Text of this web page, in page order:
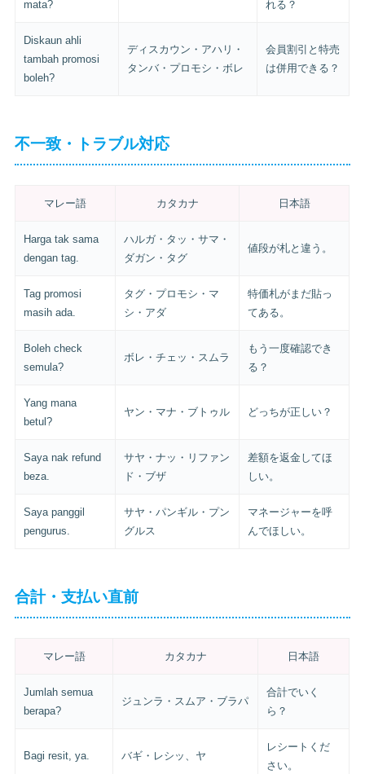
mata?
れる？
Diskaun ahli
tambah promosi
boleh?
ディスカウン・アハリ・
タンバ・プロモシ・ボレ
会員割引と特売
は併用できる？
不一致・トラブル対応
マレー語 カタカナ 日本語
Harga tak sama
dengan tag.
ハルガ・タッ・サマ・
ダガン・タグ
値段が札と違う。
Tag promosi
masih ada.
タグ・プロモシ・マ
シ・アダ
特価札がまだ貼っ
てある。
Boleh check
semula?
ボレ・チェッ・スムラ
もう一度確認でき
る？
Yang mana
betul?
ヤン・マナ・ブトゥル どっちが正しい？
Saya nak refund
beza.
サヤ・ナッ・リファン
ド・ブザ
差額を返金してほ
しい。
Saya panggil
pengurus.
サヤ・パンギル・プン
グルス
マネージャーを呼
んでほしい。
合計・支払い直前
マレー語 カタカナ 日本語
Jumlah semua
berapa?
ジュンラ・スムア・ブラパ
合計でいく
ら？
Bagi resit, ya. バギ・レシッ、ヤ
レシートくだ
さい。